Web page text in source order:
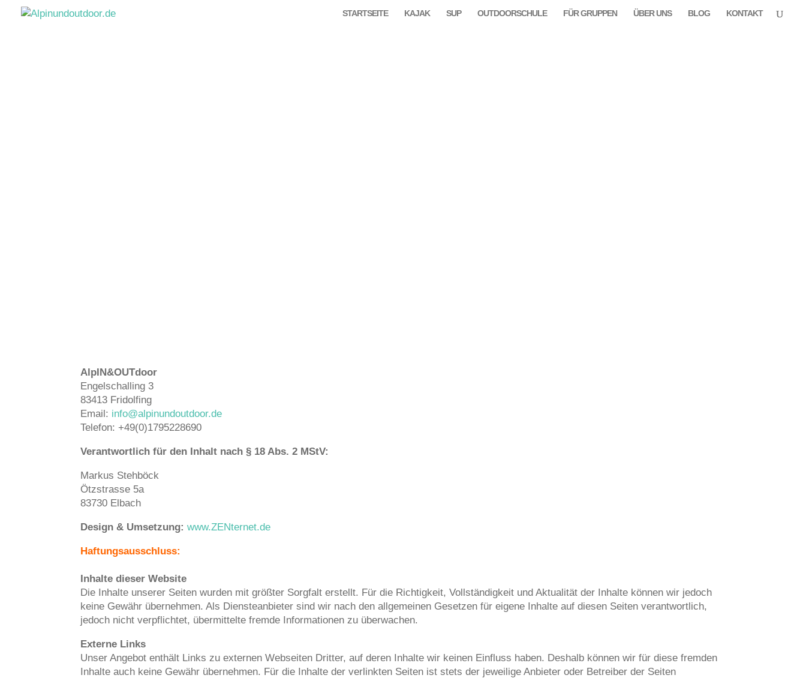
STARTSEITE KAJAK SUP OUTDOORSCHULE FÜR GRUPPEN ÜBER UNS BLOG KONTAKT
AlpIN&OUTdoor
Engelschalling 3
83413 Fridolfing
Email: info@alpinundoutdoor.de
Telefon: +49(0)1795228690
Verantwortlich für den Inhalt nach § 18 Abs. 2 MStV:
Markus Stehböck
Ötzstrasse 5a
83730 Elbach
Design & Umsetzung:www.ZENternet.de
Haftungsausschluss:
Inhalte dieser Website
Die Inhalte unserer Seiten wurden mit größter Sorgfalt erstellt. Für die Richtigkeit, Vollständigkeit und Aktualität der Inhalte können wir jedoch
keine Gewähr übernehmen. Als Diensteanbieter sind wir nach den allgemeinen Gesetzen für eigene Inhalte auf diesen Seiten verantwortlich,
jedoch nicht verpflichtet, übermittelte fremde Informationen zu überwachen.
Externe Links
Unser Angebot enthält Links zu externen Webseiten Dritter, auf deren Inhalte wir keinen Einfluss haben. Deshalb können wir für diese fremden
Inhalte auch keine Gewähr übernehmen. Für die Inhalte der verlinkten Seiten ist stets der jeweilige Anbieter oder Betreiber der Seiten